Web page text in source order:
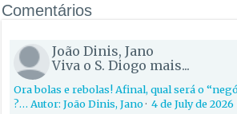
Comentários
João Dinis, Jano
Viva o S. Diogo mais...
Ora bolas e rebolas! Afinal, qual será o
?… Autor: João Dinis, Jano·4 de July de 2026